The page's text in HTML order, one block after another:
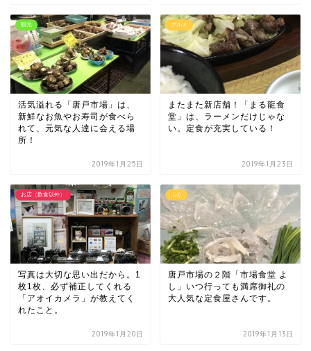
観光
活気溢れる「唐戸市場」は、
新鮮なお魚やお寿司が食べら
れて、元気な人達に会える場
所！
2019年1月25日
グルメ
またまた新店舗！「まる龍食
堂」は、ラーメンだけじゃな
い。定食が充実している！
2019年1月23日
お店（飲食以外）
写真は大切な思い出だから。1
枚1枚、必ず補正してくれる
「アオイカメラ」が教えてく
れたこと。
2019年1月20日
ふぐ
唐戸市場の２階「市場食堂 よ
し」いつ行っても満席御礼の
大人気な定食屋さんです。
2019年1月13日